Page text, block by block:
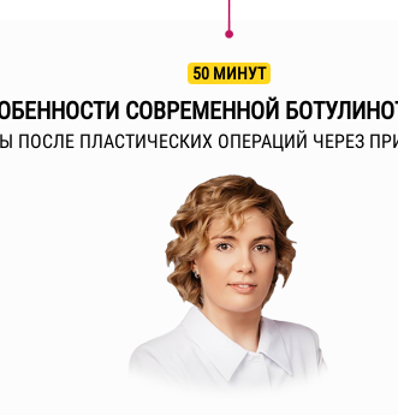
50 МИНУТ
СОВРЕМЕННОЙ
ПОСЛЕ ПЛАСТИЧЕСКИХ ОПЕРАЦИЙ ЧЕРЕЗ